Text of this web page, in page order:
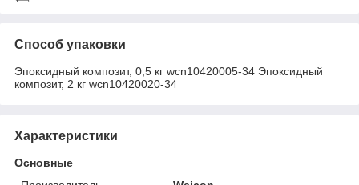
Способ упаковки
Эпоксидный композит, 0,5 кг wcn10420005-34 Эпоксидный
композит, 2 кг wcn10420020-34
Характеристики
Основные